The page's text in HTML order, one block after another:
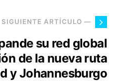
SIGUIENTE ARTÍCULO —
su red global
de la nueva ruta
y Johannesburgo